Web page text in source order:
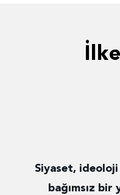
Siyaset,
bağımsız bir